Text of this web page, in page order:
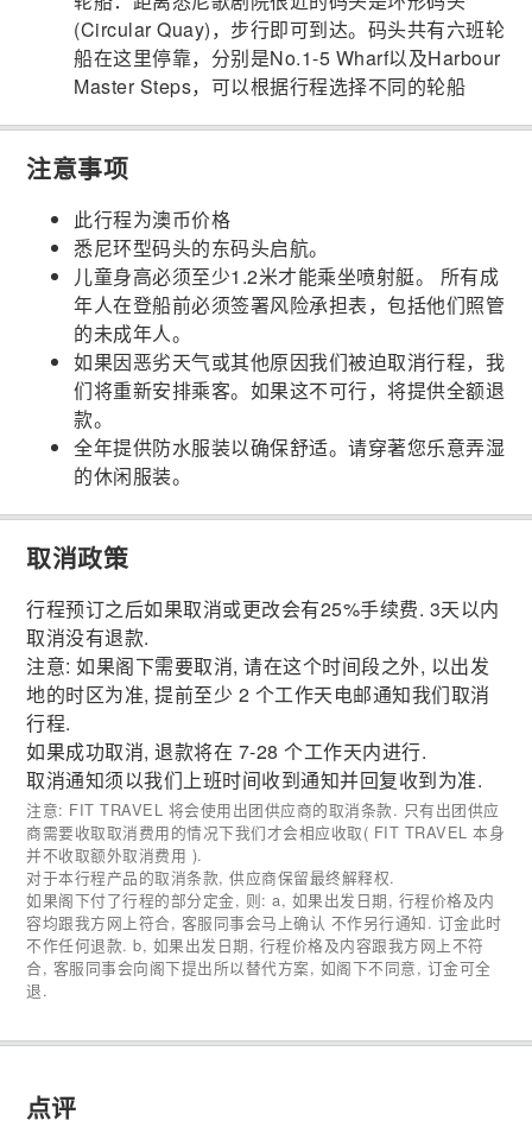
(Circular Quay)，步行即可到达。码头共有六班轮
船在这里停靠，分别是No.1-5 Wharf以及Harbour
Master Steps，可以根据行程选择不同的轮船
注意事项
此行程为澳币价格
悉尼环型码头的东码头启航。
儿童身高必须至少1.2米才能乘坐喷射艇。 所有成
年人在登船前必须签署风险承担表，包括他们照管
的未成年人。
如果因恶劣天气或其他原因我们被迫取消行程，我
们将重新安排乘客。如果这不可行，将提供全额退
款。
全年提供防水服装以确保舒适。请穿著您乐意弄湿
的休闲服装。
取消政策
行程预订之后如果取消或更改会有25%手续费. 3天以内
取消没有退款.
注意: 如果阁下需要取消, 请在这个时间段之外, 以出发
地的时区为准, 提前至少 2 个工作天电邮通知我们取消
行程.
如果成功取消, 退款将在 7-28 个工作天内进行.
取消通知须以我们上班时间收到通知并回复收到为准.
注意: FIT TRAVEL 将会使用出团供应商的取消条款. 只有出团供应
商需要收取取消费用的情况下我们才会相应收取( FIT TRAVEL 本身
并不收取额外取消费用 ).
对于本行程产品的取消条款, 供应商保留最终解释权.
如果阁下付了行程的部分定金, 则: a, 如果出发日期, 行程价格及内
容均跟我方网上符合, 客服同事会马上确认 不作另行通知. 订金此时
不作任何退款. b, 如果出发日期, 行程价格及内容跟我方网上不符
合, 客服同事会向阁下提出所以替代方案, 如阁下不同意, 订金可全
退.
点评